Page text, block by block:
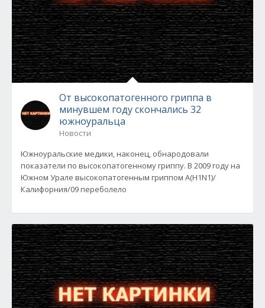
От высокопатогенного гриппа в
минувшем году скончались 32
южноуральца
Новости
Южноуральские медики, наконец, обнародовали
показатели по высокопатогенному гриппу. В 2009 году на
Южном Урале высокопатогенным гриппом A(H1N1)/
Калифорния/09 переболело